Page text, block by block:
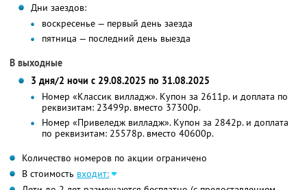
Дни заездов:
воскресенье — первый день заезда
пятница — последний день выезда
В выходные
3 дня/2 ночи с 29.08.2025 по 31.08.2025
Номер «Классик вилладж». Купон за 2611р. и доплата по
реквизитам: 23499р. вместо 37300р.
Номер «Привеледж вилладж». Купон за 2842р. и доплата
по реквизитам: 25578р. вместо 40600р.
Количество номеров по акции ограничено
В стоимость входит: